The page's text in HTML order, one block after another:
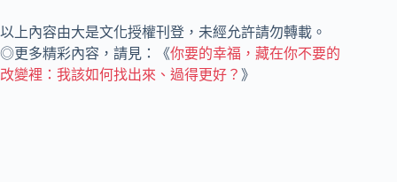
以上內容由大是文化授權刊登，未經允許請勿轉載。
◎更多精彩內容，請見：《你要的幸福，藏在你不要的
改變裡：我該如何找出來、過得更好？ 》